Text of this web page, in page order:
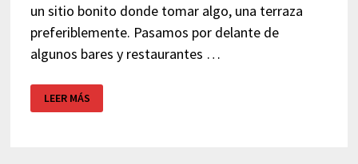
un sitio bonito donde tomar algo, una terraza
preferiblemente. Pasamos por delante de
algunos bares y restaurantes …
PAPA
LUNA
LEER MÁS